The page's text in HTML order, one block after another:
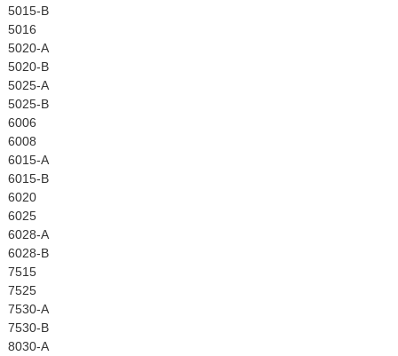
5015-B
5016
5020-A
5020-B
5025-A
5025-B
6006
6008
6015-A
6015-B
6020
6025
6028-A
6028-B
7515
7525
7530-A
7530-B
8030-A